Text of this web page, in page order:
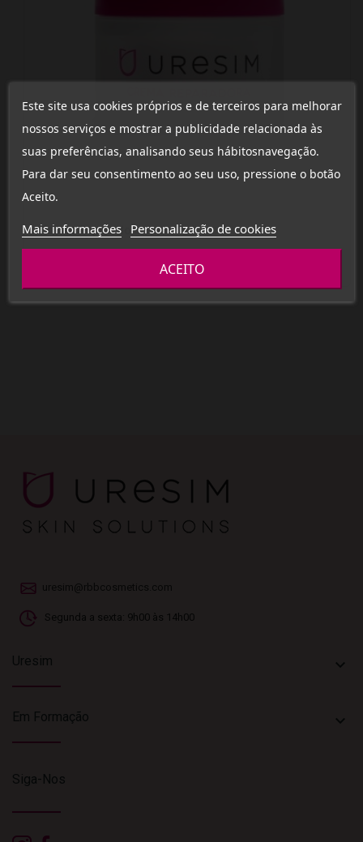
Creme Reparador
uresim@rbbcosmetics.com
Segunda a sexta: 9h00 às 14h00
Este site usa cookies próprios e de terceiros para melhorar
nossos serviços e mostrar a publicidade relacionada às
suas preferências, analisando seus hábitosnavegação.
Para dar seu consentimento ao seu uso, pressione o botão
Aceito.
Mais informações Personalização de cookies
ACEITO
Uresim keyboard_arrow_down
Em Formação keyboard_arrow_down
Siga-Nos